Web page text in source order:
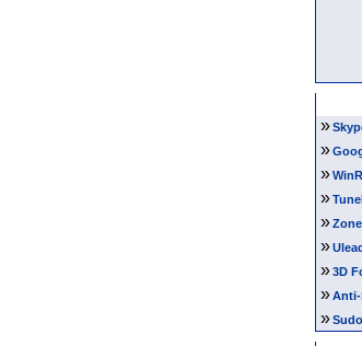
»
»
»
»
»
»
»3D
»Anti-
»